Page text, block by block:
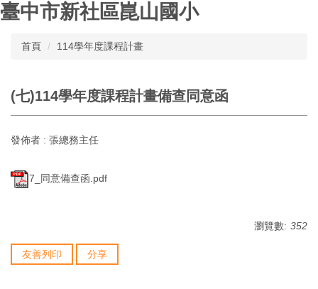
跳
區
臺中市新社區崑山國小
首頁 114學年度課程計畫
(七)114學年度課程計畫備查同意函
發佈者 : 張總務主任
7_同意備查函.pdf
瀏覽數: 352
友善列印 分享